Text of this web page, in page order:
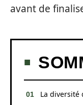
avant de
La diversité